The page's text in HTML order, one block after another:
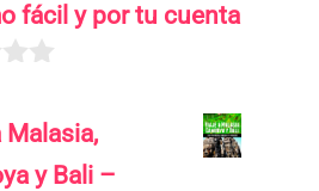
fácil y por tu cuenta
Malasia,
y Bali –